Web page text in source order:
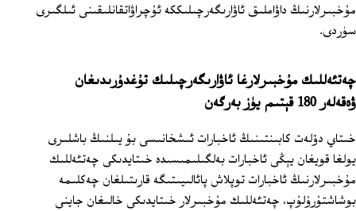
مۇخبىرلارنىڭ داۋاملىق ئاۋارىگەرچىلىككە ئۇچراۋاتقانلىقىنى ئىلگىرى
سۈردى.
چەتئەللىك مۇخبىرلارغا ئاۋارىگەرچىلىك تۇغدۇرىدىغان
ۋەقەلەر 180 قېتىم يۈز بەرگەن
خىتاي دۆلەت كابىنتىنىڭ ئاخبارات ئىشخانىسى بۇ يىلنىڭ باشلىرى
يولغا قويغان يېڭى ئاخبارات بەلگىلىمىسىدە خىتايدىكى چەتئەللىك
مۇخبىرلارنىڭ ئاخبارات توپلاش پائالىيىتىگە قارىتىلغان چەكلىمە
بوشاشتۇرۇلۇپ، چەتئەللىك مۇخبىرلار خىتايدىكى خالىغان جاينى